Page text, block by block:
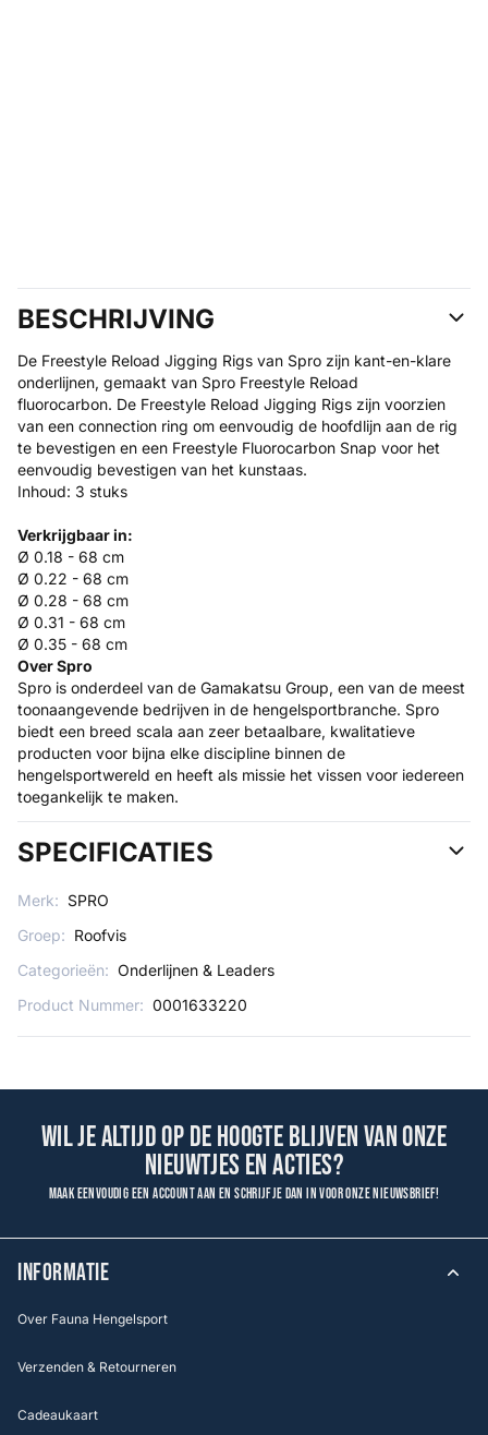
BESCHRIJVING
De Freestyle Reload Jigging Rigs van Spro zijn kant-en-klare
onderlijnen, gemaakt van Spro Freestyle Reload
fluorocarbon. De Freestyle Reload Jigging Rigs zijn voorzien
van een connection ring om eenvoudig de hoofdlijn aan de rig
te bevestigen en een Freestyle Fluorocarbon Snap voor het
eenvoudig bevestigen van het kunstaas.
Inhoud: 3 stuks
Verkrijgbaar in:
Ø 0.18 - 68 cm
Ø 0.22 - 68 cm
Ø 0.28 - 68 cm
Ø 0.31 - 68 cm
Ø 0.35 - 68 cm
Over Spro
Spro is onderdeel van de Gamakatsu Group, een van de meest
toonaangevende bedrijven in de hengelsportbranche. Spro
biedt een breed scala aan zeer betaalbare, kwalitatieve
producten voor bijna elke discipline binnen de
hengelsportwereld en heeft als missie het vissen voor iedereen
toegankelijk te maken.
SPECIFICATIES
Merk: SPRO
Groep: Roofvis
Categorieën: Onderlijnen & Leaders
Product Nummer: 0001633220
Wil je altijd op de hoogte blijven van onze
nieuwtjes en acties?
Maak eenvoudig een account aan en schrijf je dan in voor onze nieuwsbrief!
INFORMATIE
Over Fauna Hengelsport
Verzenden & Retourneren
Cadeaukaart